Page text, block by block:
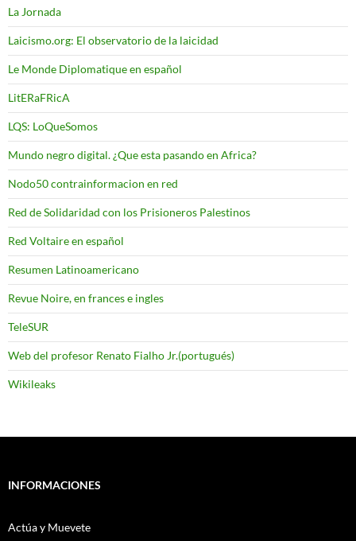
La Jornada
Laicismo.org: El observatorio de la laicidad
Le Monde Diplomatique en español
LitERaFRicA
LQS: LoQueSomos
Mundo negro digital. ¿Que esta pasando en Africa?
Nodo50 contrainformacion en red
Red de Solidaridad con los Prisioneros Palestinos
Red Voltaire en español
Resumen Latinoamericano
Revue Noire, en frances e ingles
TeleSUR
Web del profesor Renato Fialho Jr.(portugués)
Wikileaks
INFORMACIONES
Actúa y Muevete